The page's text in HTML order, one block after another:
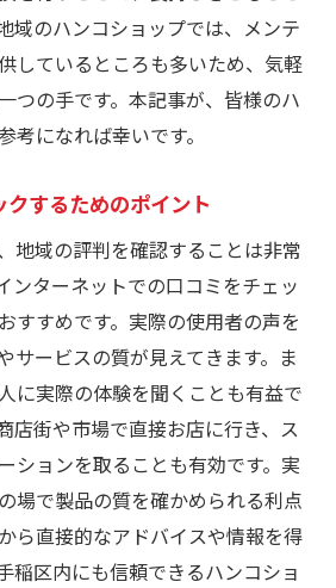
域のハンコショップでは、メンテ
しているところも多いため、気軽
つの手です。本記事が、皆様のハ
考になれば幸いです。
するためのポイント
地域の評判を確認することは非常
ンターネットでの口コミをチェッ
すすめです。実際の使用者の声を
サービスの質が見えてきます。ま
に実際の体験を聞くことも有益で
店街や市場で直接お店に行き、ス
ションを取ることも有効です。実
場で製品の質を確かめられる利点
ら直接的なアドバイスや情報を得
稲区内にも信頼できるハンコショ